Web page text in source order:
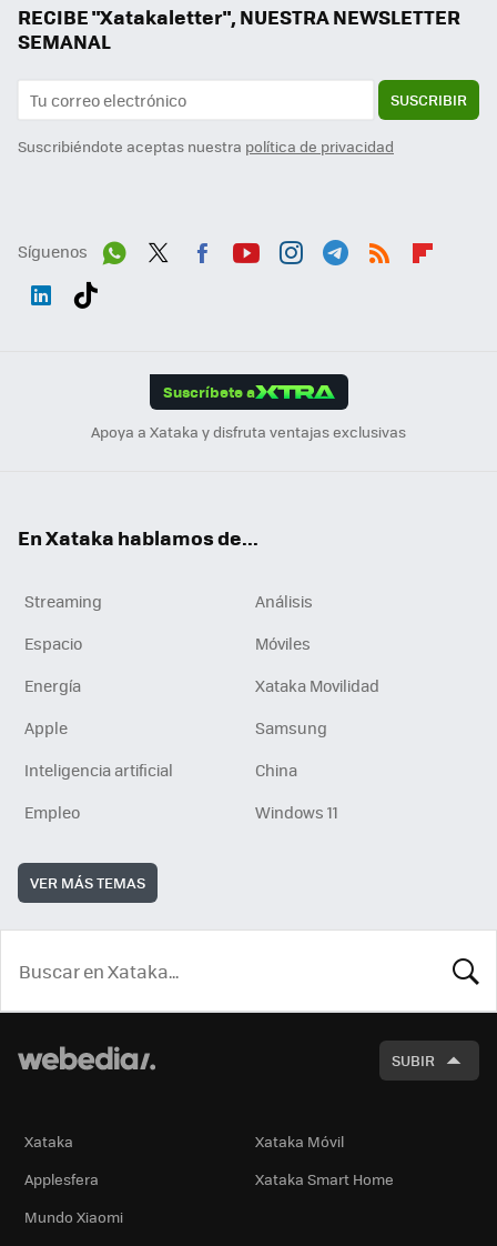
RECIBE "Xatakaletter", NUESTRA NEWSLETTER
SEMANAL
SUSCRIBIR
Suscribiéndote aceptas nuestra política de privacidad
Síguenos
Suscríbete a
Apoya a Xataka y disfruta ventajas exclusivas
En Xataka hablamos de...
Streaming
Análisis
Espacio
Móviles
Energía
Xataka Movilidad
Apple
Samsung
Inteligencia artificial
China
Empleo
Windows 11
VER MÁS TEMAS
SUBIR
Xataka
Xataka Móvil
Applesfera
Xataka Smart Home
Mundo Xiaomi